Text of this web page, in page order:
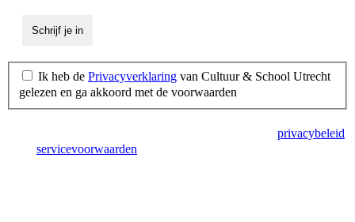
Ik heb de Privacyverklaring van Cultuur & School Utrecht
gelezen en ga akkoord met de voorwaarden
privacybeleid
servicevoorwaarden